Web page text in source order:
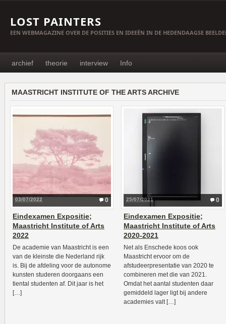
LOST PAINTERS
EEN WEBMAGAZINE OVER DE POSITIES EN IDEEËN IN DE HEDENDAAGSE
archief theorie interview Info
MAASTRICHT INSTITUTE OF THE ARTS ARCHIVE
0
03/07/2022
Eindexamen Expositie;
Maastricht Institute of Arts
2022
De academie van Maastricht is een
van de kleinste die Nederland rijk
is. Bij de afdeling voor de autonome
kunsten studeren doorgaans een
tiental studenten af. Dit jaar is het
[…]
0
25/07/2021
Eindexamen Expositie;
Maastricht Institute of Arts
2020-2021
Net als Enschede koos ook
Maastricht ervoor om de
afstudeerpresentatie van 2020 te
combineren met die van 2021.
Omdat het aantal studenten daar
gemiddeld lager ligt bij andere
academies valt […]